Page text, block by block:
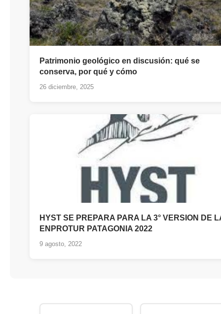
Patrimonio geológico en discusión: qué se
conserva, por qué y cómo
26 diciembre, 2025
HYST SE PREPARA PARA LA 3° VERSION DE
ENPROTUR PATAGONIA 2022
9 agosto, 2022